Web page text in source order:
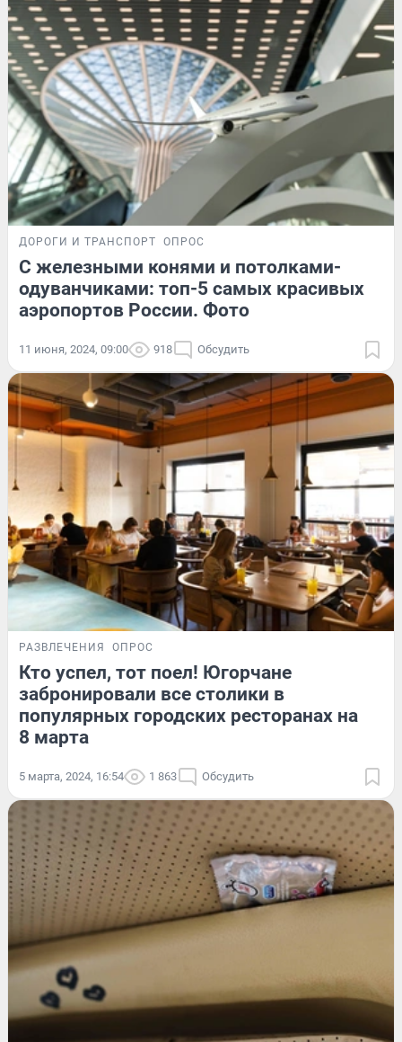
ДОРОГИ И ТРАНСПОРТ ОПРОС
С железными конями и потолками-
одуванчиками: топ-5 самых красивых
аэропортов России. Фото
11 июня, 2024, 09:00 918 Обсудить
РАЗВЛЕЧЕНИЯ ОПРОС
Кто успел, тот поел! Югорчане
забронировали все столики в
популярных городских ресторанах на
8 марта
5 марта, 2024, 16:54 1 863 Обсудить